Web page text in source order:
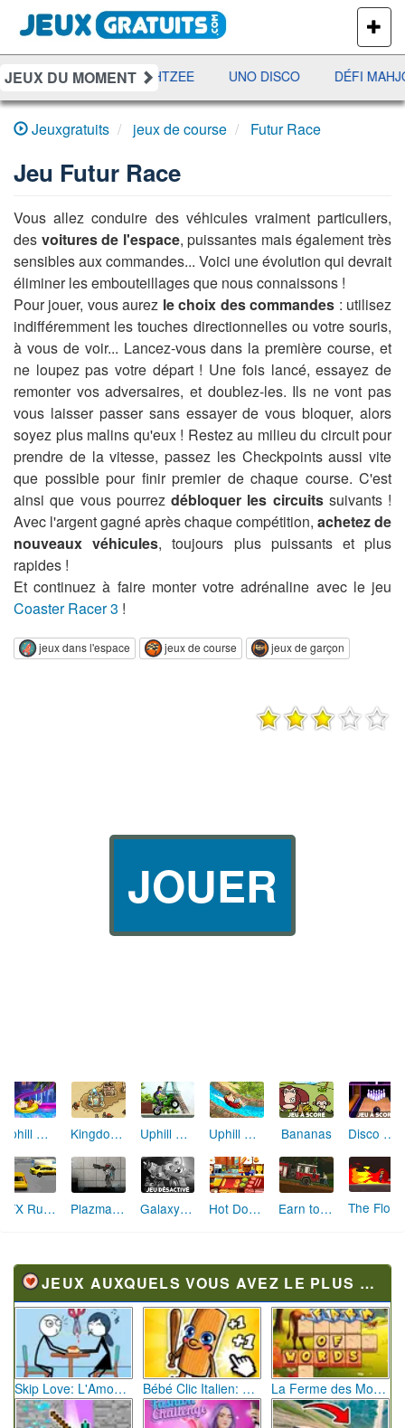
PLUS
DE
JEUX
JEUX DU MOMENT
JETX YAHTZEE UNO DISCO DÉFI
Jeuxgratuits jeux de course Futur Race
Jeu Futur Race
Vous allez conduire des véhicules vraiment particuliers,
des voitures de l'espace, puissantes mais également très
sensibles aux commandes... Voici une évolution qui devrait
éliminer les embouteillages que nous connaissons !
Pour jouer, vous aurez le choix des commandes : utilisez
indifféremment les touches directionnelles ou votre souris,
à vous de voir... Lancez-vous dans la première course, et
ne loupez pas votre départ ! Une fois lancé, essayez de
remonter vos adversaires, et doublez-les. Ils ne vont pas
vous laisser passer sans essayer de vous bloquer, alors
soyez plus malins qu'eux ! Restez au milieu du circuit pour
prendre de la vitesse, passez les Checkpoints aussi vite
que possible pour finir premier de chaque course. C'est
ainsi que vous pourrezdébloquer les circuitssuivants !
Avec l'argent gagné après chaque compétition, achetez de
nouveaux véhicules, toujours plus puissants et plus
rapides !
Et continuez à faire monter votre adrénaline avec le jeu
Coaster Racer 3 !
jeux dans l'espace jeux de course jeux de garçon
JOUER
Uphill Rush 6 Kingdom Rush Frontiers Uphill Rush 3 Uphill Rush 5 Bananas Disco Bowling
FFX Runner Plazma Burst 2 Galaxy Life Hot Dog Bush 2 Earn to die 2012 (part 2)
JEUX AUXQUELS VOUS AVEZ LE PLUS JOUÉ
Skip Love: L'Amour en Péril Bébé Clic Italien: La Folie des Petits Bambins La Ferme des Mots - Cultivez votre Vocabulaire